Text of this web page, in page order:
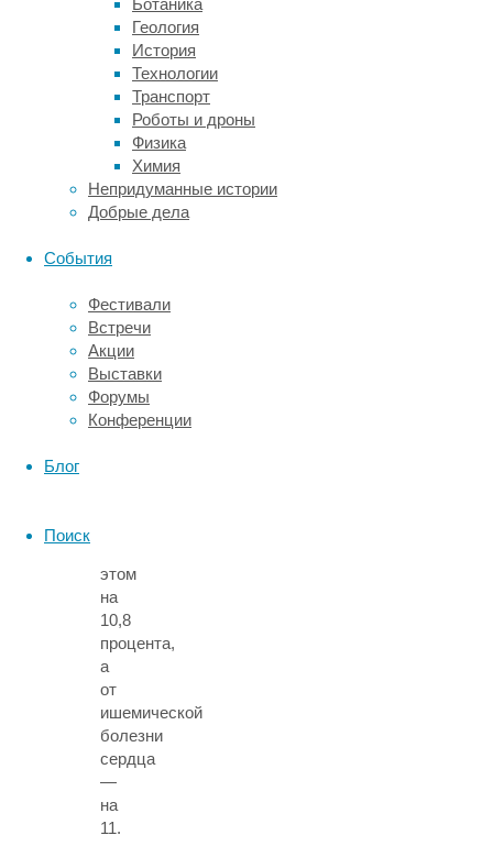
Ботаника
Геология
История
Технологии
Транспорт
Роботы и дроны
Физика
Химия
Непридуманные истории
Добрые дела
События
Фестивали
Встречи
Акции
Выставки
Форумы
Конференции
Блог
Поиск
Выяснилось,
регулярное
употребление
пищу
продуктов,
эту
кислоту,
всех
причин.
умереть
этом
на
10,8
процента,
а
от
ишемической
болезни
сердца
—
на
11.